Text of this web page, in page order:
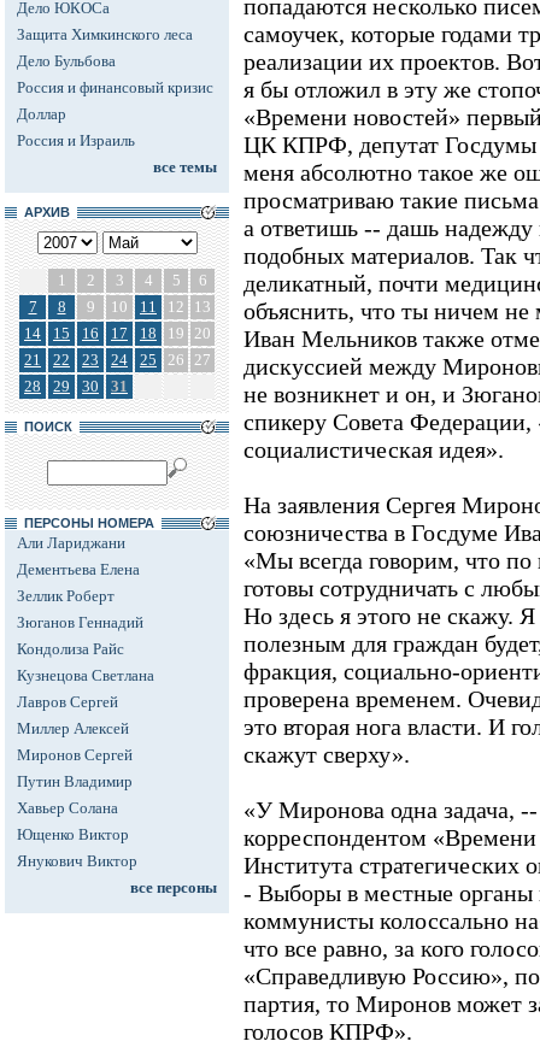
Дело ЮКОСа
Защита Химкинского леса
Дело Бульбова
Россия и финансовый кризис
Доллар
Россия и Израиль
все темы
АРХИВ
1 2 3 4 5
6
7
8 9 10 11 12
13
14
15 16 17 18 19 20
21
22 23 24 25 26 27
28
29 30 31
ПОИСК
ПЕРСОНЫ НОМЕРА
Али Лариджани
Дементьева Елена
Зеллик Роберт
Зюганов Геннадий
Кондолиза Райс
Кузнецова Светлана
Лавров Сергей
Миллер Алексей
Миронов Сергей
Путин Владимир
Хавьер Солана
Ющенко Виктор
Янукович Виктор
все персоны
попадаются несколько
самоучек, которые годами
реализации их проектов.
я бы отложил в эту же
«Времени новостей»
ЦК КПРФ, депутат
меня абсолютно такое же
просматриваю такие
а ответишь -- дашь надежду
подобных материалов. Так
деликатный, почти
объяснить, что ты ничем
Иван Мельников также
дискуссией между
не возникнет и он, и
спикеру Совета Федерации,
социалистическая идея».
На заявления Сергея
союзничества в Госдуме
«Мы всегда говорим, что
готовы сотрудничать с
Но здесь я этого не скажу.
полезным для граждан
фракция, социально-
проверена временем.
это вторая нога власти. И
скажут сверху».
«У Миронова одна задача,
корреспондентом «Времени
Института стратегических
- Выборы в местные органы
коммунисты колоссально
что все равно, за кого
«Справедливую Россию»,
партия, то Миронов может
голосов КПРФ».